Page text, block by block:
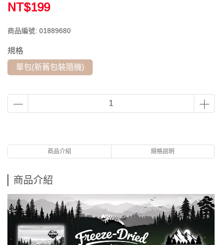
NT$199
商品編號: 01889680
規格
單包(新舊包裝隨機)
商品介紹 規格說明
商品介紹